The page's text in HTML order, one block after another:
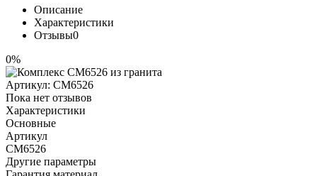
Описание
Характеристики
Отзывы0
0%
Артикул: CM6526
Пока нет отзывов
Характеристики
Основные
Артикул
CM6526
Другие параметры